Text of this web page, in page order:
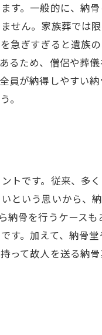
す。一般的に、納
せん。家族葬では
急ぎすぎると遺族
るため、僧侶や葬
員が納得しやすい
。
トです。従来、多
という思いから、
納骨を行うケース
す。加えて、納骨
って故人を送る納